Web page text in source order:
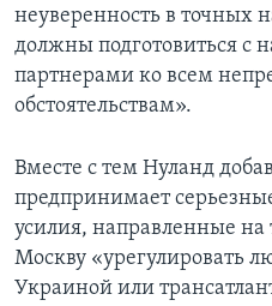
неуверенность в точных
должны подготовиться
партнерами ко всем
обстоятельствам».
Вместе с тем Нуланд
предпринимает
усилия, направленные на
Москву «урегулировать
Украиной или